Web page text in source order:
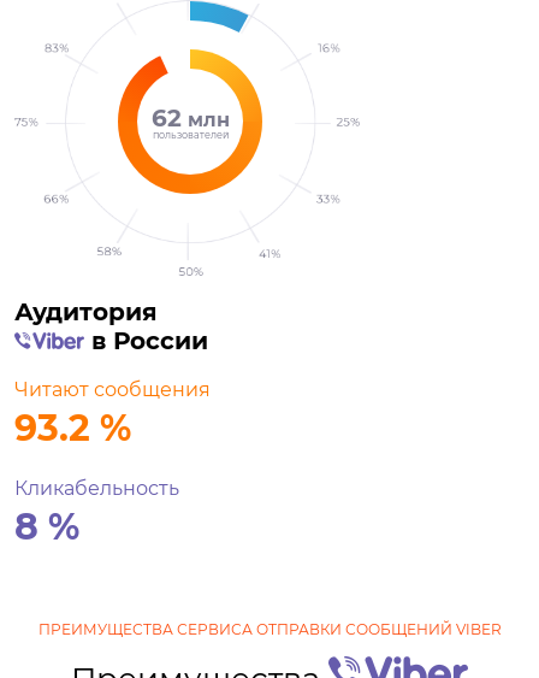
62 млн
пользователей
Аудитория
в России
Читают сообщения
93.2 %
Кликабельность
8 %
ПРЕИМУЩЕСТВА СЕРВИСА ОТПРАВКИ СООБЩЕНИЙ VIBER